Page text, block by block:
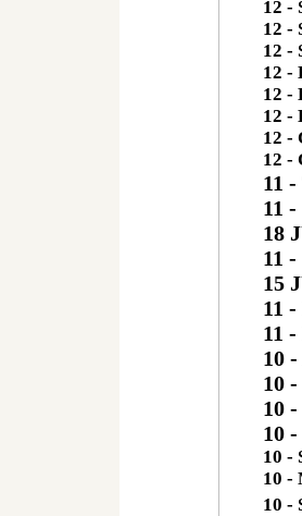
12 -
12 -
12 -
12 -
12 -
12 -
12 -
12 -
11
11
18
11
15
11
11
10
10
10
10
10 -
10 -
10 -